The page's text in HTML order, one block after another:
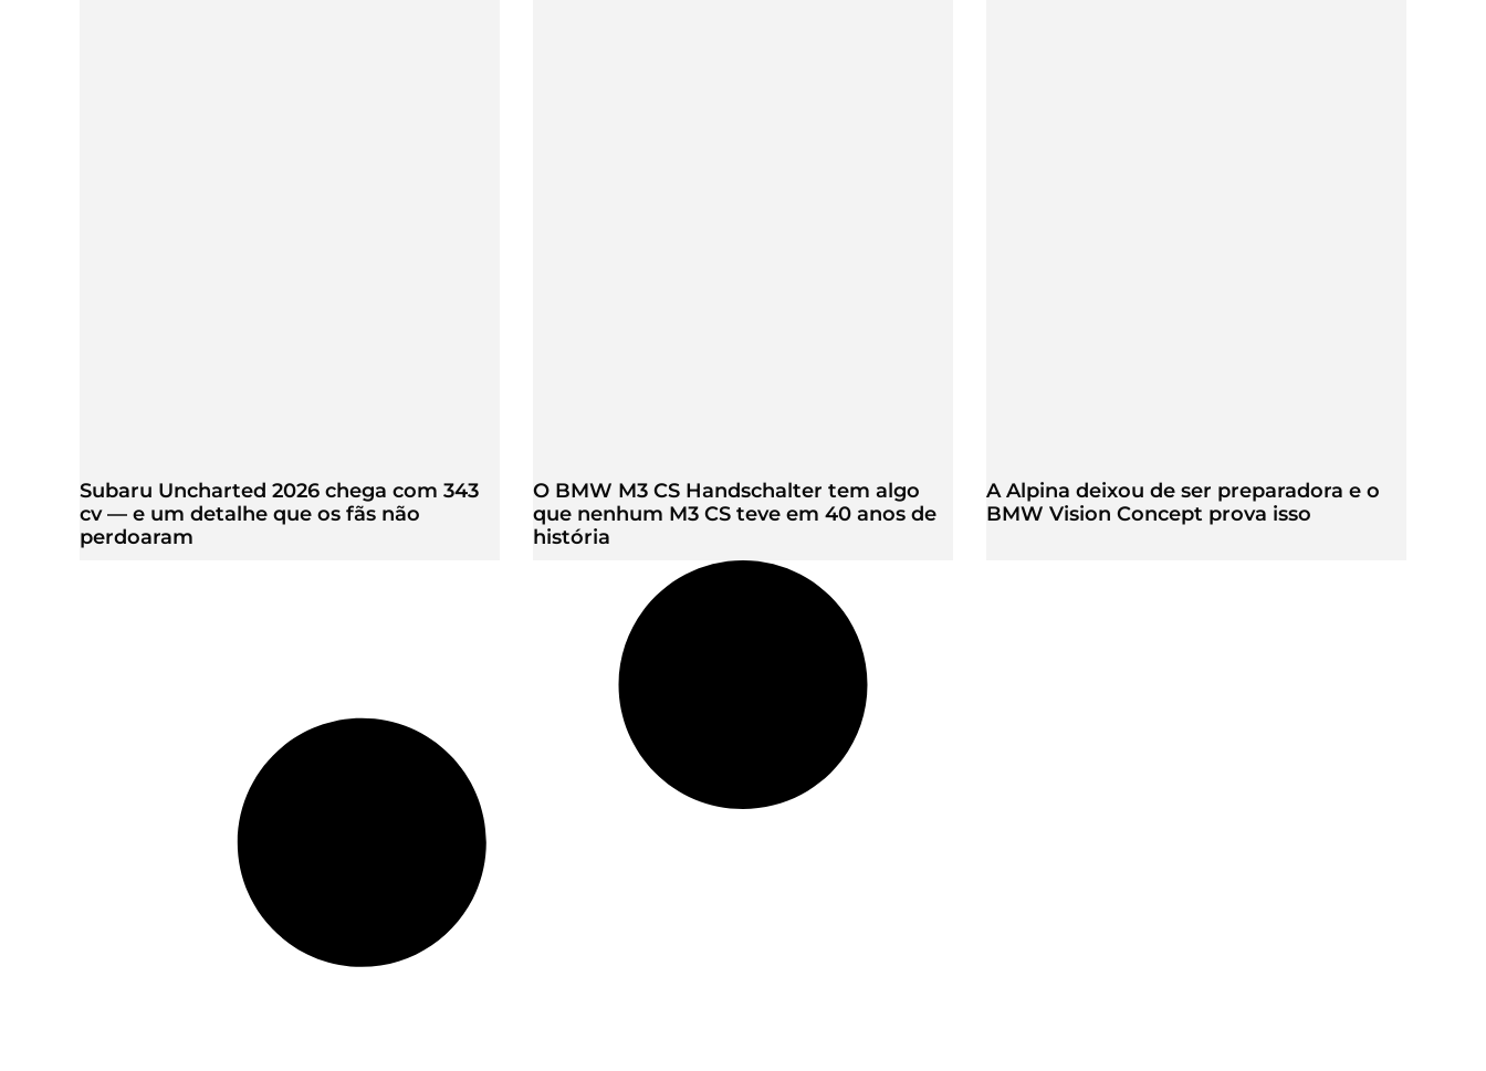
Subaru Uncharted 2026 chega com 343
cv — e um detalhe que os fãs não
perdoaram
O BMW M3 CS Handschalter tem algo
que nenhum M3 CS teve em 40 anos de
história
A Alpina deixou de ser preparadora e o
BMW Vision Concept prova isso